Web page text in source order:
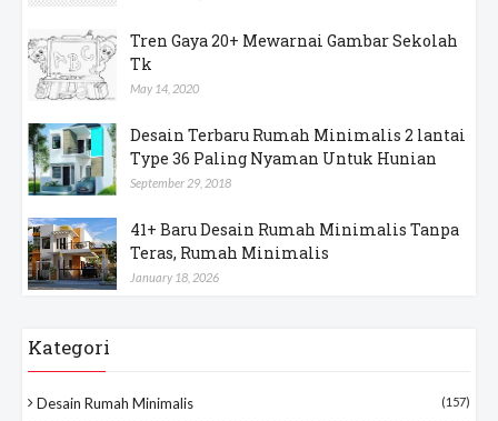
Tren Gaya 20+ Mewarnai Gambar Sekolah
Tk
May 14, 2020
Desain Terbaru Rumah Minimalis 2 lantai
Type 36 Paling Nyaman Untuk Hunian
September 29, 2018
41+ Baru Desain Rumah Minimalis Tanpa
Teras, Rumah Minimalis
January 18, 2026
Kategori
Desain Rumah Minimalis (157)